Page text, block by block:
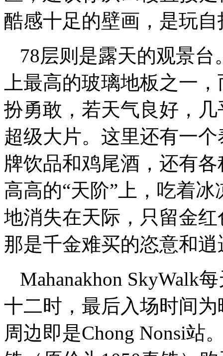
酷感十足的壁画，是玩
78层则是露天的观景
上最高的玻璃地板之一
扮勇敢，若天气良好，
超级大片。这里还有一
牌饮品和鸡尾酒，还有
高高的“天阶”上，吃着
地消失在天际，只留金
那是千金难买的恣意和逍
Mahanakhon SkyWalk
十二时，最后入场时间
周边即是Chong Nonsi站